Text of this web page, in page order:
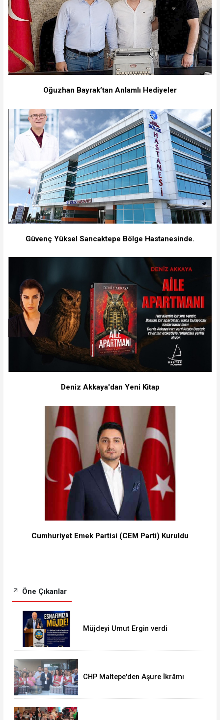
Oğuzhan Bayrak’tan Anlamlı Hediyeler
Güvenç Yüksel Sancaktepe Bölge Hastanesinde.
Deniz Akkaya'dan Yeni Kitap
Cumhuriyet Emek Partisi (CEM Parti) Kuruldu
Öne Çıkanlar
Müjdeyi Umut Ergin verdi
CHP Maltepe'den Aşure İkrâmı